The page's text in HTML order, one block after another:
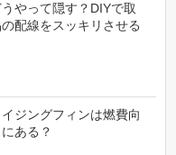
やって隠す？DIYで取
配線をスッキリさせる
ジングフィンは燃費向
ある？